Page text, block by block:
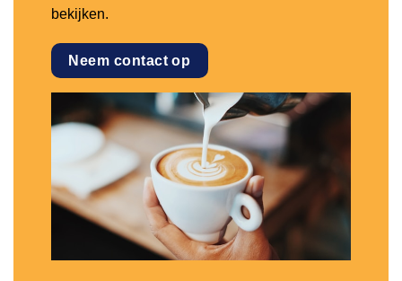
bekijken.
Neem contact op